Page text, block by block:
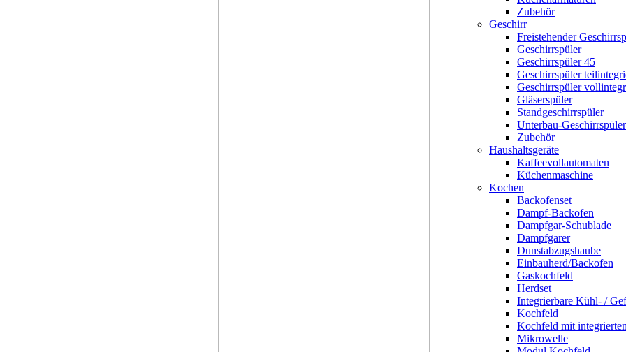
Zubehör
Geschirr
Freistehender
Geschirrspüler
Geschirrspüler 45
Geschirrspüler
Geschirrspüler
Gläserspüler
Standgeschirrspüler
Unterbau-Geschirrspüler
Zubehör
Haushaltsgeräte
Kaffeevollautomaten
Küchenmaschine
Kochen
Backofenset
Dampf-Backofen
Dampfgar-Schublade
Dampfgarer
Dunstabzugshaube
Einbauherd/Backofen
Gaskochfeld
Herdset
Integrierbare Kühl- /
Kochfeld
Kochfeld mit
Mikrowelle